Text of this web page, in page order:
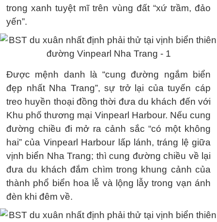
trong xanh tuyệt mĩ trên vùng đất “xứ trầm, đảo
yến”.
Được mệnh danh là “cung đường ngắm biển
đẹp nhất Nha Trang”, sự trở lại của tuyến cáp
treo huyền thoại đồng thời đưa du khách đến với
Khu phố thương mại Vinpearl Harbour. Nếu cung
đường chiều đi mở ra cảnh sắc “có một không
hai” của Vinpearl Harbour lấp lánh, tráng lệ giữa
vịnh biển Nha Trang; thì cung đường chiều về lại
đưa du khách đắm chìm trong khung cảnh của
thành phổ biển hoa lễ và lộng lẫy trong vạn ánh
đèn khi đêm về.